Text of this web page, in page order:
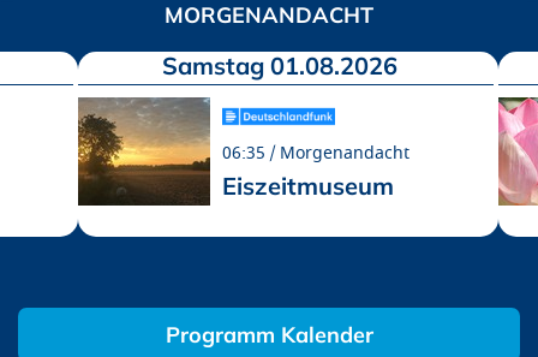
MORGENANDACHT
Samstag 01.08.2026
06:35 Morgenandacht
Eiszeitmuseum
Programm Kalender